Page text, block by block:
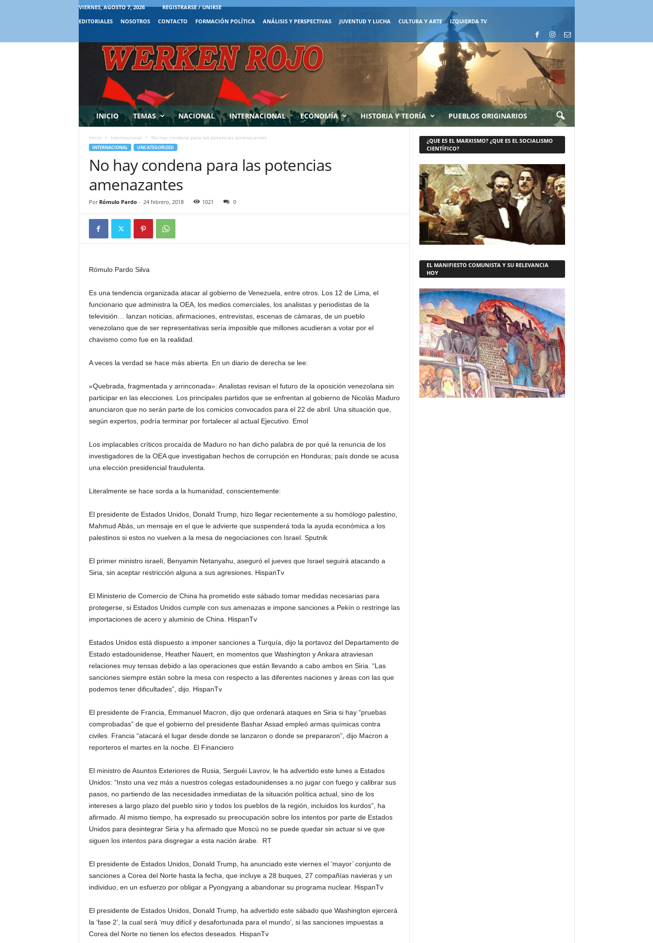
VIERNES, AGOSTO 7, 2026
REGISTRARSE / UNIRSE
EDITORIALES
NOSOTROS CONTACTO FORMACIÓN POLÍTICA ANÁLISIS Y PERSPECTIVAS JUVENTUD Y LUCHA CULTURA Y ARTE IZQUIERDA TV
INICIO TEMAS NACIONAL INTERNACIONAL ECONOMÍA HISTORIA Y TEORÍA PUEBLOS ORIGINARIOS
Inicio Internacional No hay condena para las potencias amenazantes
INTERNACIONAL UNCATEGORIZED
No hay condena para las potencias
amenazantes
Por Rómulo Pardo- 24 febrero, 2018 1021 0
Rómulo Pardo Silva
Es una tendencia organizada atacar al gobierno de Venezuela, entre otros. Los 12 de Lima, el
funcionario que administra la OEA, los medios comerciales, los analistas y periodistas de la
televisión… lanzan noticias, afirmaciones, entrevistas, escenas de cámaras, de un pueblo
venezolano que de ser representativas sería imposible que millones acudieran a votar por el
chavismo como fue en la realidad.
A veces la verdad se hace más abierta. En un diario de derecha se lee:
«Quebrada, fragmentada y arrinconada»: Analistas revisan el futuro de la oposición venezolana sin
participar en las elecciones. Los principales partidos que se enfrentan al gobierno de Nicolás Maduro
anunciaron que no serán parte de los comicios convocados para el 22 de abril. Una situación que,
según expertos, podría terminar por fortalecer al actual Ejecutivo. Emol
Los implacables críticos procaída de Maduro no han dicho palabra de por qué la renuncia de los
investigadores de la OEA que investigaban hechos de corrupción en Honduras; país donde se acusa
una elección presidencial fraudulenta.
Literalmente se hace sorda a la humanidad, conscientemente:
El presidente de Estados Unidos, Donald Trump, hizo llegar recientemente a su homólogo palestino,
Mahmud Abás, un mensaje en el que le advierte que suspenderá toda la ayuda económica a los
palestinos si estos no vuelven a la mesa de negociaciones con Israel. Sputnik
El primer ministro israelí, Benyamin Netanyahu, aseguró el jueves que Israel seguirá atacando a
Siria, sin aceptar restricción alguna a sus agresiones. HispanTv
El Ministerio de Comercio de China ha prometido este sábado tomar medidas necesarias para
protegerse, si Estados Unidos cumple con sus amenazas e impone sanciones a Pekín o restringe las
importaciones de acero y aluminio de China. HispanTv
Estados Unidos está dispuesto a imponer sanciones a Turquía, dijo la portavoz del Departamento de
Estado estadounidense, Heather Nauert, en momentos que Washington y Ankara atraviesan
relaciones muy tensas debido a las operaciones que están llevando a cabo ambos en Siria. “Las
sanciones siempre están sobre la mesa con respecto a las diferentes naciones y áreas con las que
podemos tener dificultades”, dijo. HispanTv
El presidente de Francia, Emmanuel Macron, dijo que ordenará ataques en Siria si hay “pruebas
comprobadas” de que el gobierno del presidente Bashar Assad empleó armas químicas contra
civiles. Francia “atacará el lugar desde donde se lanzaron o donde se prepararon”, dijo Macron a
reporteros el martes en la noche. El Financiero
El ministro de Asuntos Exteriores de Rusia, Serguéi Lavrov, le ha advertido este lunes a Estados
Unidos: “Insto una vez más a nuestros colegas estadounidenses a no jugar con fuego y calibrar sus
pasos, no partiendo de las necesidades inmediatas de la situación política actual, sino de los
intereses a largo plazo del pueblo sirio y todos los pueblos de la región, incluidos los kurdos”, ha
afirmado. Al mismo tiempo, ha expresado su preocupación sobre los intentos por parte de Estados
Unidos para desintegrar Siria y ha afirmado que Moscú no se puede quedar sin actuar si ve que
siguen los intentos para disgregar a esta nación árabe. RT
El presidente de Estados Unidos, Donald Trump, ha anunciado este viernes el ‘mayor’ conjunto de
sanciones a Corea del Norte hasta la fecha, que incluye a 28 buques, 27 compañías navieras y un
individuo, en un esfuerzo por obligar a Pyongyang a abandonar su programa nuclear. HispanTv
El presidente de Estados Unidos, Donald Trump, ha advertido este sábado que Washington ejercerá
la ‘fase 2’, la cual será ‘muy difícil y desafortunada para el mundo’, si las sanciones impuestas a
Corea del Norte no tienen los efectos deseados. HispanTv
¿QUE ES EL MARXISMO? ¿QUE ES EL SOCIALISMO
CIENTÍFICO?
EL MANIFIESTO COMUNISTA Y SU RELEVANCIA
HOY